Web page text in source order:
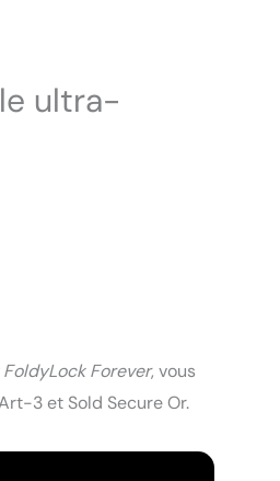
ultra-
Forever, vous
3 et Sold Secure Or.